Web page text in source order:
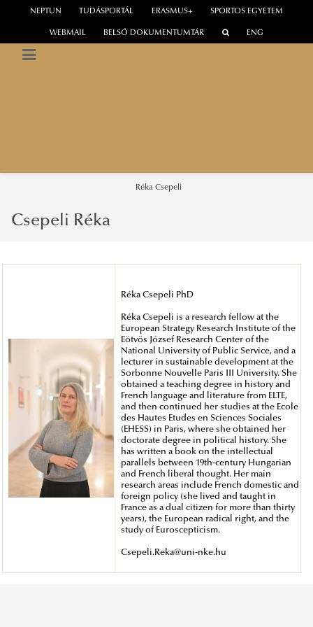
WEBMAIL
NEPTUN TUDÁSPORTÁL ERASMUS+ SPORTOS EGYETEM
BELSŐ DOKUMENTUMTÁR ENG
Réka Csepeli
Csepeli Réka
Réka Csepeli PhD
Réka Csepeli is a research fellow at the
European Strategy Research Institute of the
Eötvös József Research Center of the
National University of Public Service, and a
lecturer in sustainable development at the
Sorbonne Nouvelle Paris III University. She
obtained a teaching degree in history and
French language and literature from ELTE,
and then continued her studies at the Ecole
des Hautes Etudes en Sciences Sociales
(EHESS) in Paris, where she obtained her
doctorate degree in political history. She
has written a book on the intellectual
parallels between 19th-century Hungarian
and French liberal thought. Her main
research areas include French domestic and
foreign policy (she lived and taught in
France as a dual citizen for more than thirty
years), the European radical right, and the
study of Euroscepticism.
Csepeli.Reka@uni-nke.hu